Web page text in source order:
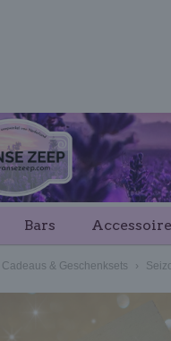
Bars
Cadeaus & Geschenksets ›